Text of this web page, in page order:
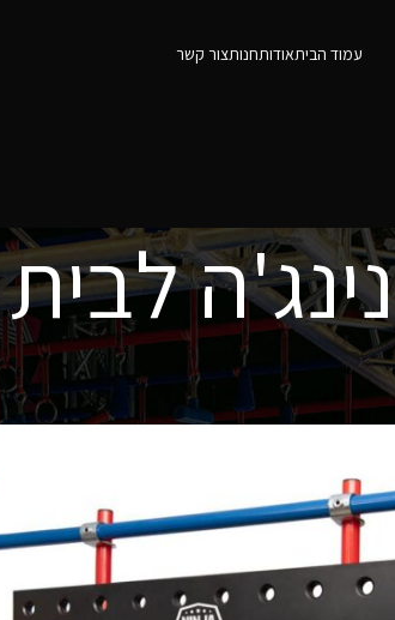
עמוד הביתאודותחנותצור קשר
נינג'ה לבית